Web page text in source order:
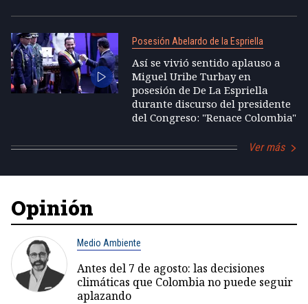
Posesión Abelardo de la Espriella
Así se vivió sentido aplauso a
Miguel Uribe Turbay en
posesión de De La Espriella
durante discurso del presidente
del Congreso: "Renace Colombia"
Ver más
Opinión
Medio Ambiente
Antes del 7 de agosto: las decisiones
climáticas que Colombia no puede seguir
aplazando